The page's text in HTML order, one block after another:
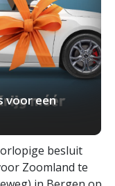
voor een
besluit
Zoomland te